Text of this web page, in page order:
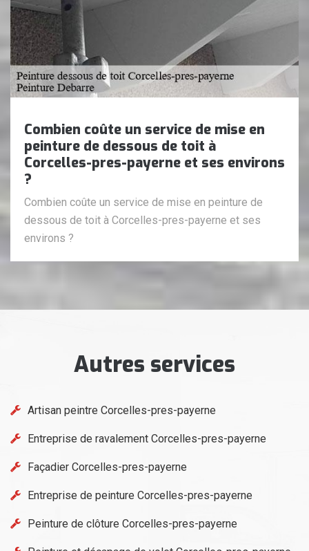
Combien coûte un service de mise en
peinture de dessous de toit à
Corcelles-pres-payerne et ses environs
?
Combien coûte un service de mise en peinture de
dessous de toit à Corcelles-pres-payerne et ses
environs ?
Autres services
Artisan peintre Corcelles-pres-payerne
Entreprise de ravalement Corcelles-pres-payerne
Façadier Corcelles-pres-payerne
Entreprise de peinture Corcelles-pres-payerne
Peinture de clôture Corcelles-pres-payerne